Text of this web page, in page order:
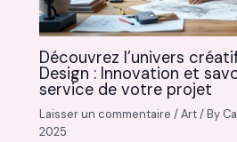
Découvrez l’univers
Design : Innovation et
service de votre projet
Laisser un commentaire /Art/ By
2025